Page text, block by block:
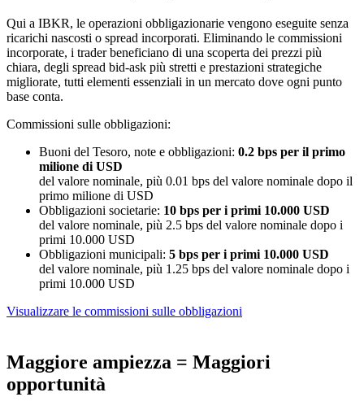
Qui a IBKR, le operazioni obbligazionarie vengono eseguite senza
ricarichi nascosti o spread incorporati. Eliminando le commissioni
incorporate, i trader beneficiano di una scoperta dei prezzi più
chiara, degli spread bid-ask più stretti e prestazioni strategiche
migliorate, tutti elementi essenziali in un mercato dove ogni punto
base conta.
Commissioni sulle obbligazioni:
Buoni del Tesoro, note e obbligazioni: 0.2 bps per il primo
milione di USD
del valore nominale, più 0.01 bps del valore nominale dopo il
primo milione di USD
Obbligazioni societarie: 10 bps per i primi 10.000 USD
del valore nominale, più 2.5 bps del valore nominale dopo i
primi 10.000 USD
Obbligazioni municipali: 5 bps per i primi 10.000 USD
del valore nominale, più 1.25 bps del valore nominale dopo i
primi 10.000 USD
Visualizzare le commissioni sulle obbligazioni
Maggiore ampiezza = Maggiori
opportunità